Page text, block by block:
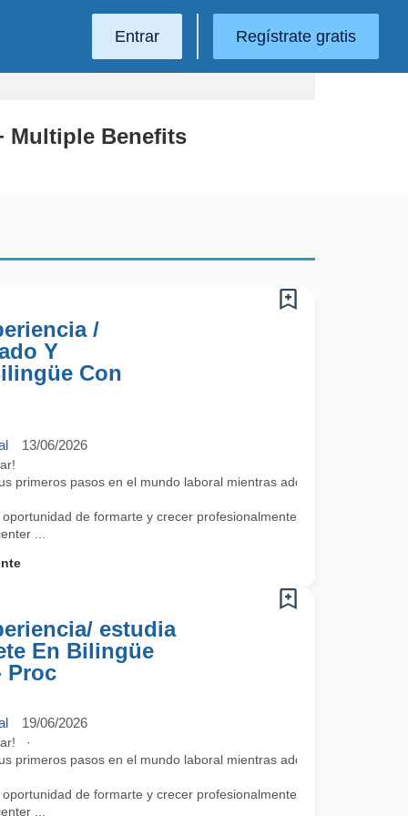
Entrar Regístrate gratis
Multiple Benefits
/
Y
Con
13/06/2026
primeros pasos en el mundo laboral mientras adquieres
de formarte y crecer profesionalmente a través de
...
estudia
En Bilingüe
Proc
19/06/2026
·
primeros pasos en el mundo laboral mientras adquieres
de formarte y crecer profesionalmente a través de
...